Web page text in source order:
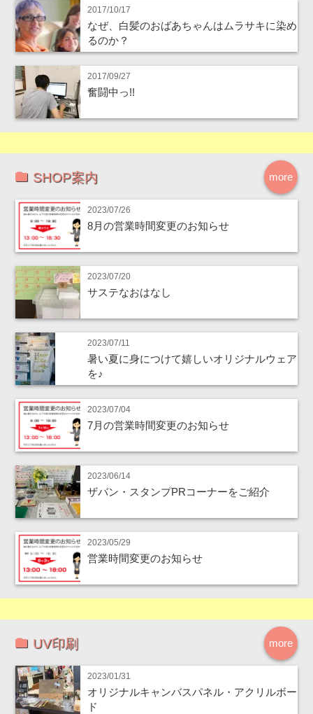
2017/10/17
なぜ、白髪のおばあちゃんはムラサキに染め
るのか？
2017/09/27
奮闘中っ!!
more
SHOP案内
2023/07/26
8月の営業時間変更のお知らせ
2023/07/20
サステなおはなし
2023/07/11
暑い夏に身につけて嬉しいオリジナルウェア
を♪
2023/07/04
7月の営業時間変更のお知らせ
2023/06/14
ザバン・スタンプPRコーナーをご紹介
2023/05/29
営業時間変更のお知らせ
more
UV印刷
2023/01/31
オリジナルキャンバスパネル・アクリルボー
ド